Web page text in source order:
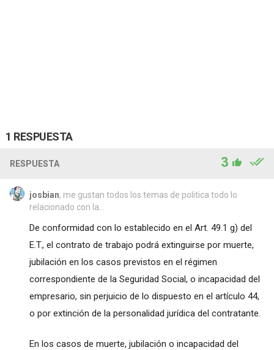
1 RESPUESTA
RESPUESTA 3
josbian, me gustan todos los temas de politica todo lo
relacionado con la...
De conformidad con lo establecido en el Art. 49.1 g) del
E.T., el contrato de trabajo podrá extinguirse por muerte,
jubilación en los casos previstos en el régimen
correspondiente de la Seguridad Social, o incapacidad del
empresario, sin perjuicio de lo dispuesto en el artículo 44,
o por extinción de la personalidad jurídica del contratante.
En los casos de muerte, jubilación o incapacidad del